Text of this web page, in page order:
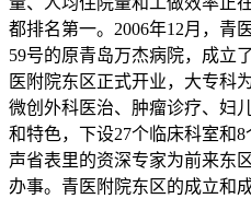
都排名第一。2006年12月，青
59号的原青岛万杰病院，成立
医附院东区正式开业，大专科
微创外科医治、肿瘤诊疗、妇
和特色，下设27个临床科室和
声省表里的资深专家为前来东
办事。青医附院东区的成立和